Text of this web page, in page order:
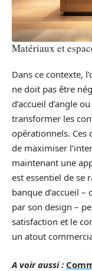
Matériaux et
Dans ce contexte,
ne doit pas être
d’accueil d’angle
transformer les
opérationnels.
de maximiser
maintenant une
est essentiel de se
banque d’accueil
par son design –
satisfaction et le
un atout
A voir aussi :